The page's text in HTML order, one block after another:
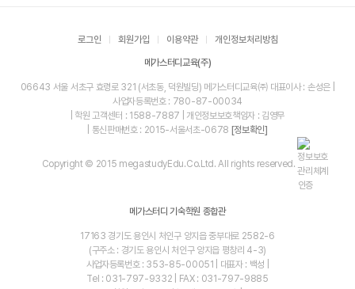
로그인 회원가입 이용약관 개인정보처리방침
메가스터디교육(주)
06643 서울 서초구 효령로 321 (서초동, 덕원빌딩) 메가스터디교육㈜ 대표이사 : 손성은 |
사업자등록번호 : 780-87-00034
| 학원 고객센터 : 1588-7887 | 개인정보보호책임자 : 김영무
| 통신판매번호 : 2015-서울서초-0678 [정보확인]
Copyright © 2015 megastudyEdu.Co.Ltd. All rights reserved.
메가스터디 기숙학원 종합관
17163 경기도 용인시 처인구 양지읍 중부대로 2582-6
(구주소 : 경기도 용인시 처인구 양지읍 평창리 4-3)
사업자등록번호 : 353-85-00051 | 대표자 : 백성 |
Tel : 031-797-9332 | FAX : 031-797-9885